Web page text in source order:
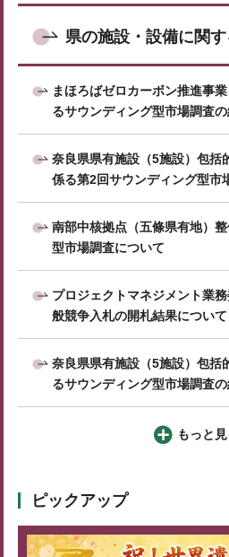
県の施設・設備に関
まほろばゼロカーボン推進事
るサウンディング型市場調査
奈良県県有施設（5施設）包括
係る第2回サウンディング型市
南部中核拠点（五條県有地）
型市場調査について
プロジェクトマネジメント業
般競争入札の開札結果について
奈良県県有施設（5施設）包括
るサウンディング型市場調査
もっと
ピックアップ